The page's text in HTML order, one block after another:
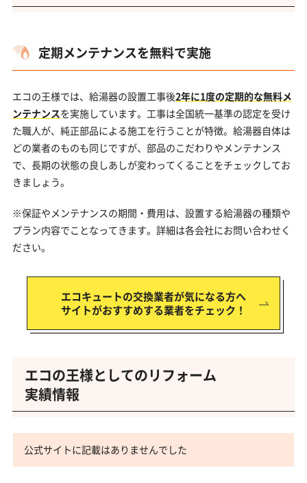
定期メンテナンスを無料で実施
エコの王様では、給湯器の設置工事後2年に1度の定期的な無料メ
ンテナンスを実施しています。工事は全国統一基準の認定を受け
た職人が、純正部品による施工を行うことが特徴。給湯器自体は
どの業者のものも同じですが、部品のこだわりやメンテナンス
で、長期の状態の良しあしが変わってくることをチェックしてお
きましょう。
※保証やメンテナンスの期間・費用は、設置する給湯器の種類や
プラン内容でことなってきます。詳細は各会社にお問い合わせく
ださい。
エコキュートの交換業者が気になる方へ
サイトがおすすめする業者をチェック！
エコの王様としてのリフォーム
実績情報
公式サイトに記載はありませんでした